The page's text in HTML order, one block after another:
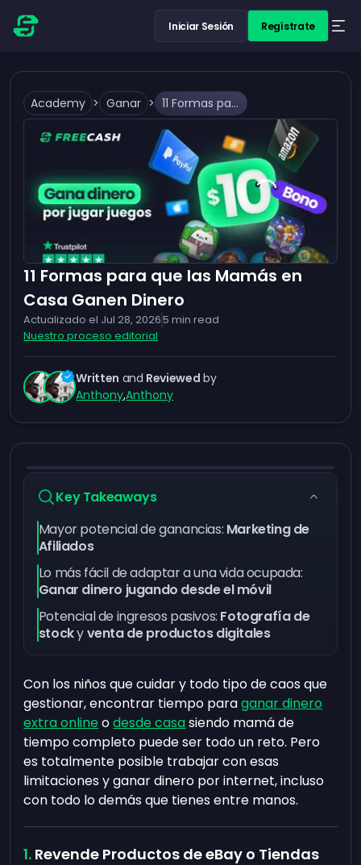
Iniciar Sesión Regístrate
Academy > Ganar > 11 Formas para que las Mamás en Casa Ganen Dinero
11 Formas para que las Mamás en
Casa Ganen Dinero
Actualizado el Jul 28, 20265 min read
Nuestro proceso editorial
Written and Reviewed by
Anthony,Anthony
Key Takeaways
Mayor potencial de ganancias: Marketing de
Afiliados
Lo más fácil de adaptar a una vida ocupada:
Ganar dinero jugando desde el móvil
Potencial de ingresos pasivos: Fotografía de
stockyventa de productos digitales
Con los niños que cuidar y todo tipo de caos que
gestionar, encontrar tiempo paraganar dinero
extra online odesde casasiendo mamá de
tiempo completo puede ser todo un reto. Pero
es totalmente posible trabajar con esas
limitaciones y ganar dinero por internet, incluso
con todo lo demás que tienes entre manos.
Revende Productos de eBay o Tiendas